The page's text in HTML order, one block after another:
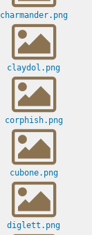
charmander.png
claydol.png
corphish.png
cubone.png
diglett.png